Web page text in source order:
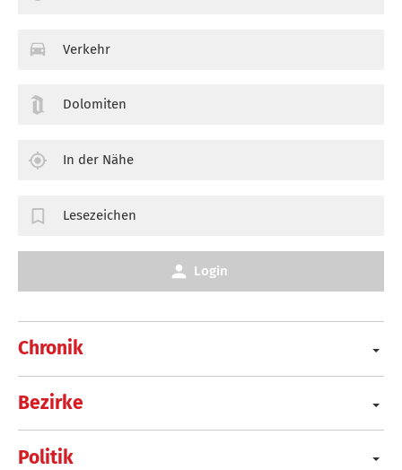
Chronik
Bezirke
Politik
Verkehr
Dolomiten
In der Nähe
Lesezeichen
Login